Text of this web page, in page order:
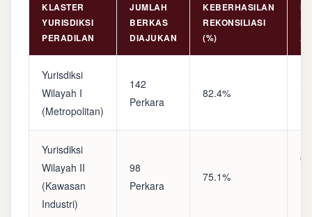
KLASTER
YURISDIKSI
PERADILAN
JUMLAH
BERKAS
DIAJUKAN
KEBERHASILAN
REKONSILIASI
(%)
Yurisdiksi
Wilayah I
(Metropolitan)
142
Perkara
82.4%
Yurisdiksi
Wilayah II
(Kawasan
Industri)
98
Perkara
75.1%